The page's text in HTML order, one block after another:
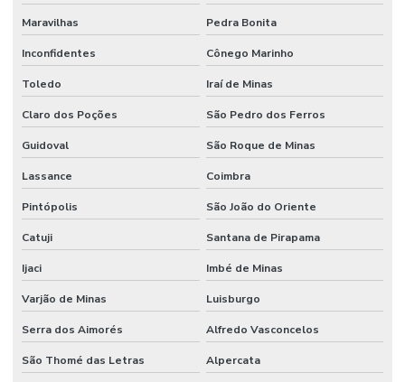
Maravilhas Pedra Bonita
Inconfidentes Cônego Marinho
Toledo Iraí de Minas
Claro dos Poções São Pedro dos Ferros
Guidoval São Roque de Minas
Lassance Coimbra
Pintópolis São João do Oriente
Catuji Santana de Pirapama
Ijaci Imbé de Minas
Varjão de Minas Luisburgo
Serra dos Aimorés Alfredo Vasconcelos
São Thomé das Letras Alpercata